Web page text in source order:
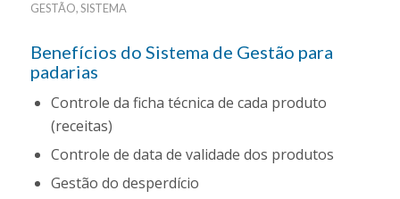
GESTÃO,SISTEMA
Benefícios do Sistema de Gestão para
padarias
Controle da ficha técnica de cada produto
(receitas)
Controle de data de validade dos produtos
Gestão do desperdício